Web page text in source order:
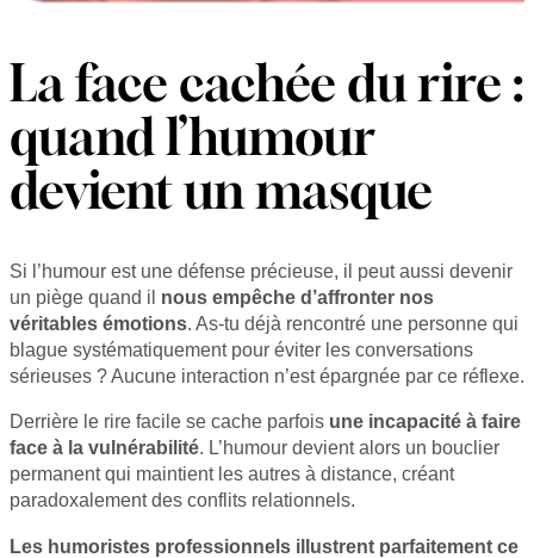
La face cachée du rire :
quand l’humour
devient un masque
Si l’humour est une défense précieuse, il peut aussi devenir
un piège quand il nous empêche d’affronter nos
véritables émotions. As-tu déjà rencontré une personne qui
blague systématiquement pour éviter les conversations
sérieuses ? Aucune interaction n’est épargnée par ce réflexe.
Derrière le rire facile se cache parfois une incapacité à faire
face à la vulnérabilité. L’humour devient alors un bouclier
permanent qui maintient les autres à distance, créant
paradoxalement des conflits relationnels.
Les humoristes professionnels illustrent parfaitement ce